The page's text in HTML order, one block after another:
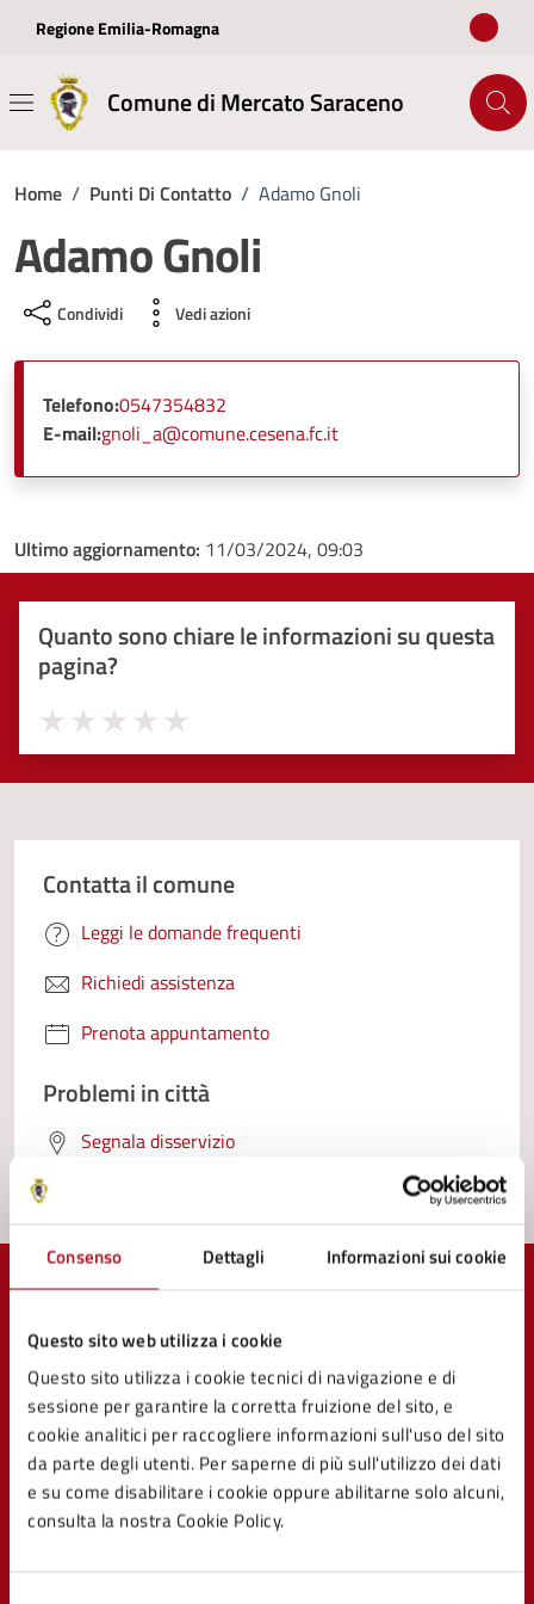
Consenso Dettagli Informazioni sui cookie
Questo sito web utilizza i cookie
Questo sito utilizza i cookie tecnici di navigazione e di
sessione per garantire la corretta fruizione del sito, e
cookie analitici per raccogliere informazioni sull'uso del sito
da parte degli utenti. Per saperne di più sull'utilizzo dei dati
e su come disabilitare i cookie oppure abilitarne solo alcuni,
consulta la nostra Cookie Policy.
Regione Emilia-Romagna
Comune di Mercato Saraceno
Home / Punti Di Contatto / Adamo Gnoli
Adamo Gnoli
Condividi Vedi azioni
Telefono:0547354832
E-mail:gnoli_a@comune.cesena.fc.it
Ultimo aggiornamento: 11/03/2024, 09:03
Quanto sono chiare le informazioni su questa
pagina?
Valuta 5 stelle su 5
Valuta 4 stelle su 5
Valuta 3 stelle su 5
Valuta 2 stelle su 5
Valuta 1 stelle su 5
Contatta il comune
Leggi le domande frequenti
Richiedi assistenza
Prenota appuntamento
Problemi in città
Segnala disservizio
Comune di Mercato Saraceno
AMMINISTRAZIONE